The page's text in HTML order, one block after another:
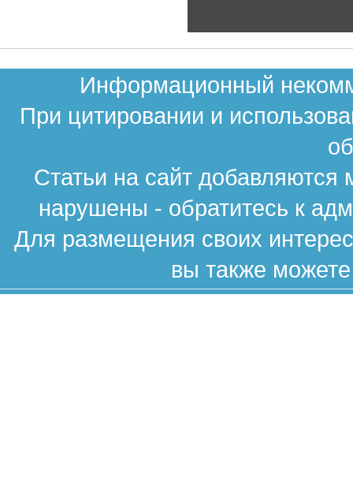
Информационный
При цитировании и
Статьи на сайт
нарушены - обратитесь к
Для размещения своих
вы также